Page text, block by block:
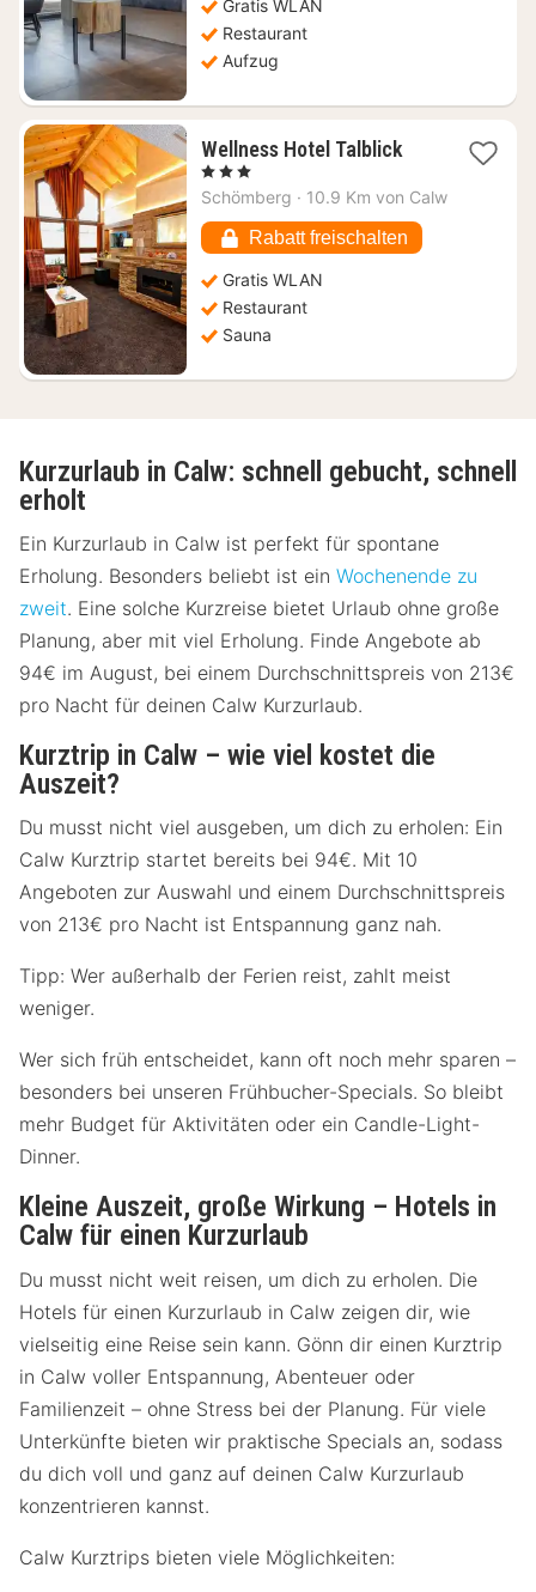
Gratis WLAN
Restaurant
Aufzug
Wellness Hotel Talblick1
ab
€
, 3 Sterne
Schömberg · 10.9 Km von Calw
Rabatt freischalten
Gratis WLAN
Restaurant
Sauna
Kurzurlaub in Calw: schnell gebucht, schnell
erholt
Ein Kurzurlaub in Calw ist perfekt für spontane
Erholung. Besonders beliebt ist ein Wochenende zu
zweit. Eine solche Kurzreise bietet Urlaub ohne große
Planung, aber mit viel Erholung. Finde Angebote ab
94€ im August, bei einem Durchschnittspreis von 213€
pro Nacht für deinen Calw Kurzurlaub.
Kurztrip in Calw – wie viel kostet die
Auszeit?
Du musst nicht viel ausgeben, um dich zu erholen: Ein
Calw Kurztrip startet bereits bei 94€. Mit 10
Angeboten zur Auswahl und einem Durchschnittspreis
von 213€ pro Nacht ist Entspannung ganz nah.
Tipp: Wer außerhalb der Ferien reist, zahlt meist
weniger.
Wer sich früh entscheidet, kann oft noch mehr sparen –
besonders bei unseren Frühbucher-Specials. So bleibt
mehr Budget für Aktivitäten oder ein Candle-Light-
Dinner.
Kleine Auszeit, große Wirkung – Hotels in
Calw für einen Kurzurlaub
Du musst nicht weit reisen, um dich zu erholen. Die
Hotels für einen Kurzurlaub in Calw zeigen dir, wie
vielseitig eine Reise sein kann. Gönn dir einen Kurztrip
in Calw voller Entspannung, Abenteuer oder
Familienzeit – ohne Stress bei der Planung. Für viele
Unterkünfte bieten wir praktische Specials an, sodass
du dich voll und ganz auf deinen Calw Kurzurlaub
konzentrieren kannst.
Calw Kurztrips bieten viele Möglichkeiten: